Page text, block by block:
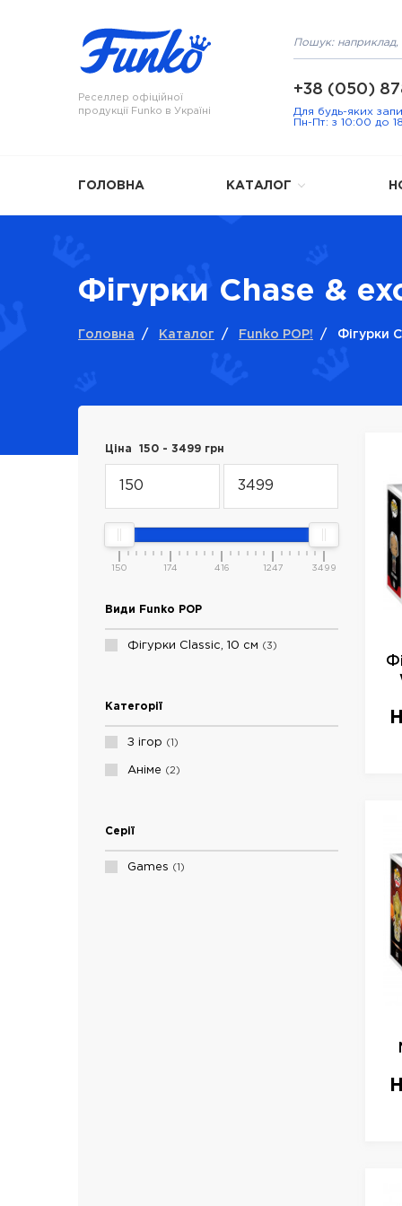
Реселлер офіційної
продукції Funko в Україні
+38 (050)
Для будь-яких
Пн-Пт: з 10:00 до
ГОЛОВНА КАТАЛОГ
Фігурки Chase &
Головна / Каталог / Funko POP! / Фігурки
Ціна 150 - 3499 грн
150 174 416 1247 3499
Види Funko POP
Фігурки Classic, 10 см 3
Категорії
З ігор 1
Аніме 2
Серії
Games 1